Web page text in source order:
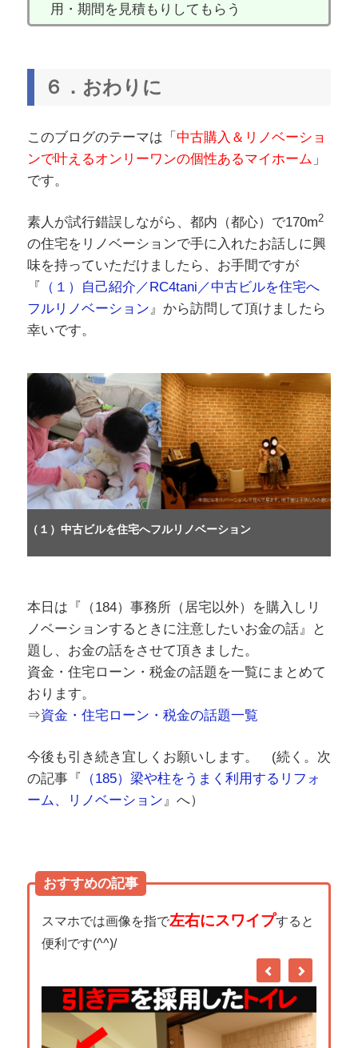
用・期間を見積もりしてもらう
６．おわりに
このブログのテーマは「 中古購入＆リノベーショ
ンで叶えるオンリーワンの個性あるマイホーム 」
です。
素人が試行錯誤しながら、都内（都心）で170m2
の住宅をリノベーションで手に入れたお話しに興
味を持っていただけましたら、お手間ですが
『
（１）自己紹介／RC4tani／中古ビルを住宅へ
フルリノベーション』から訪問して頂けましたら
幸いです。
（１）中古ビルを住宅へフルリノベーション
本日は『（184）事務所（居宅以外）を購入しリ
ノベーションするときに注意したいお金の話』と
題し、お金の話をさせて頂きました。
資金・住宅ローン・税金の話題を一覧にまとめて
おります。
⇒資金・住宅ローン・税金の話題一覧
今後も引き続き宜しくお願いします。 (続く。次
の記事『 （185）梁や柱をうまく利用するリフォ
ーム、リノベーション』へ）
おすすめの記事
スマホでは画像を指で左右にスワイプすると
便利です(^^)/